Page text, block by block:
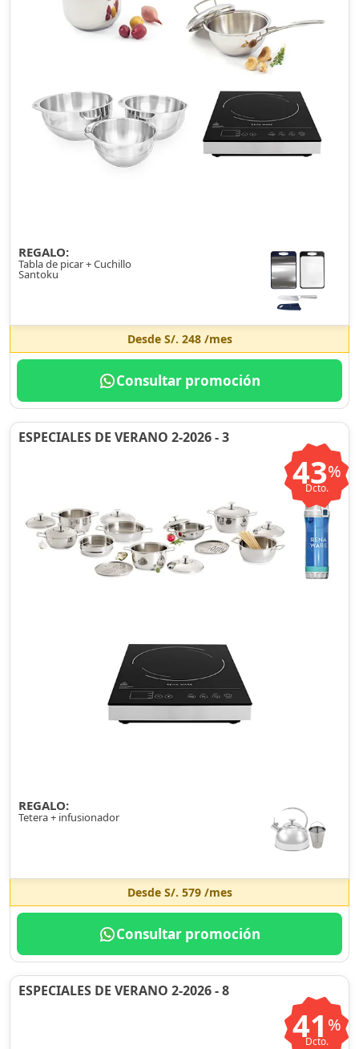
REGALO:
Tabla de picar + Cuchillo
Santoku
Desde S/. 248/mes
Consultar promoción
ESPECIALES DE VERANO 2-2026 - 3
43%
Dcto.
REGALO:
Tetera + infusionador
Desde S/. 579/mes
Consultar promoción
ESPECIALES DE VERANO 2-2026 - 8
41 %
Dcto.